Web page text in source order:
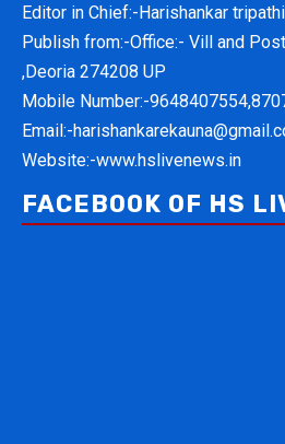
Editor in Chief:-Harishankar tripathi
Publish from:-Office:- Vill and
,Deoria 274208 UP
Mobile Number:-
Email:-
Website:-www.hslivenews.in
FACEBOOK OF HS